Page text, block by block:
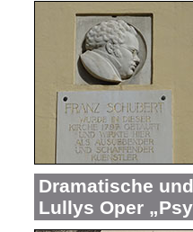
Dramatische
Lullys Oper